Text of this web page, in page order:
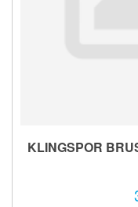
KLINGSPOR